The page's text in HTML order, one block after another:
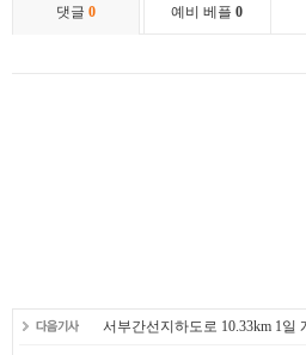
서부간선지하도로 10.33km 1일